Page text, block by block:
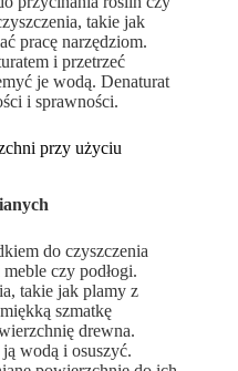
takie jak
pracę narzędziom.
i przetrzeć
je wodą. Denaturat
i sprawności.
przy użyciu
do czyszczenia
czy podłogi.
takie jak plamy z
szmatkę
drewna.
wodą i osuszyć.